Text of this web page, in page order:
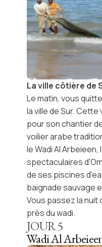
La ville côtière de
Le matin, vous
laville de Sur. Cette
pour son chantier
voilier arabe
leWadi Al Arbeieen,
spectaculaires
de ses piscines
baignade sauvage
Vous passez la nuit
près du wadi.
JOUR5
Wadi Al